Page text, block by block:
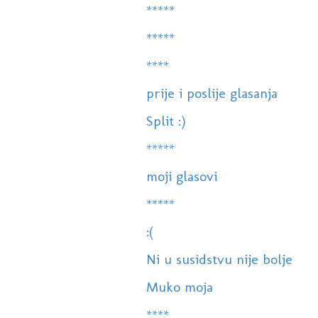
*****
*****
****
prije i poslije glasanja
Split :)
*****
moji glasovi
*****
:(
Ni u susidstvu nije bolje
Muko moja